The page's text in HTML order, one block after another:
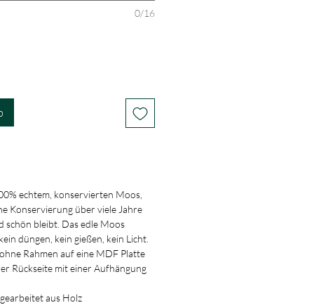
0/16
echtem, konservierten Moos,
Konservierung über viele Jahre
schön bleibt. Das edle Moos
düngen, kein gießen, kein Licht.
Rahmen auf eine MDF Platte
Rückseite mit einer Aufhängung
aus Holz